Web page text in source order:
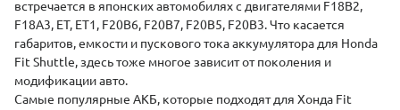
встречается в японских автомобилях с двигателями F18B2,
F18A3, ET, ET1, F20B6, F20B7, F20B5, F20B3. Что касается
габаритов, емкости и пускового тока аккумулятора для Honda
Fit Shuttle, здесь тоже многое зависит от поколения и
модификации авто.
Самые популярные АКБ, которые подходят для Хонда Fit